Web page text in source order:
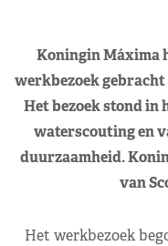
Koningin Máxima
werkbezoek gebracht
Het bezoek stond in
waterscouting en
duurzaamheid.
van
Het werkbezoek